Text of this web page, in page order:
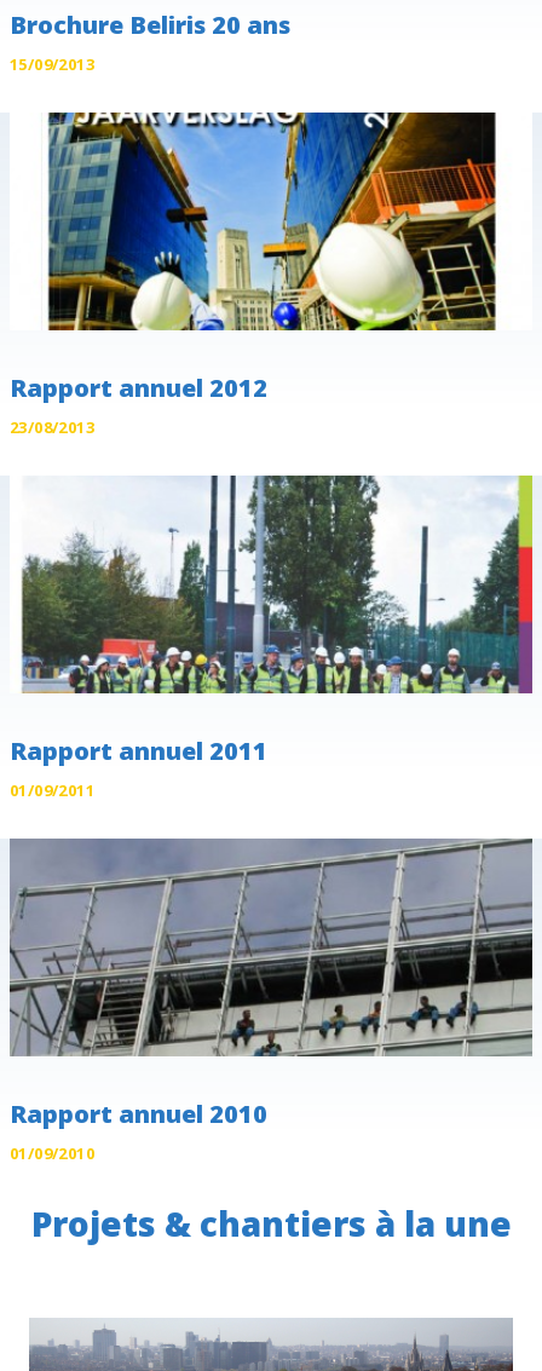
Brochure Beliris 20 ans
15/09/2013
Rapport annuel 2012
23/08/2013
Rapport annuel 2011
01/09/2011
Rapport annuel 2010
01/09/2010
Projets & chantiers à la une